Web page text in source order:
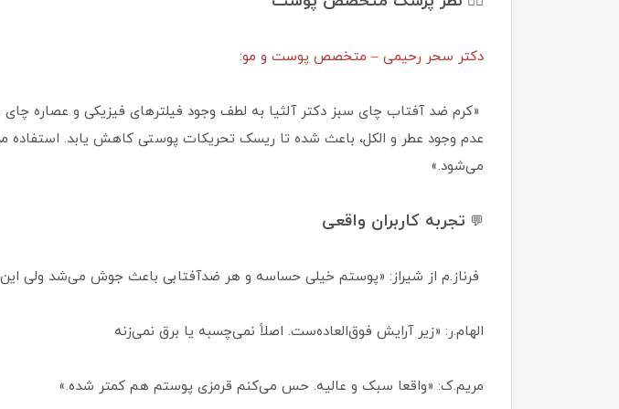
دکتر سحر رحیمی – متخصص پوست و مو:
«کرم ضد آفتاب چای سبز دکتر آلثیا به لطف وجود فیلترهای فیزیکی و
عدم وجود عطر و الکل، باعث شده تا ریسک تحریکات پوستی کاهش یابد. استفاده
می‌شود.»
💬 تجربه کاربران واقعی
فرناز.م از شیراز: «پوستم خیلی حساسه و هر ضدآفتابی باعث جوش می‌شد ولی
الهام.ر: «زیر آرایش فوق‌العاده‌ست. اصلاً نمی‌چسبه یا برق نمی‌زنه
مریم.ک: «واقعا سبک و عالیه. حس می‌کنم قرمزی پوستم هم کمتر شده.»